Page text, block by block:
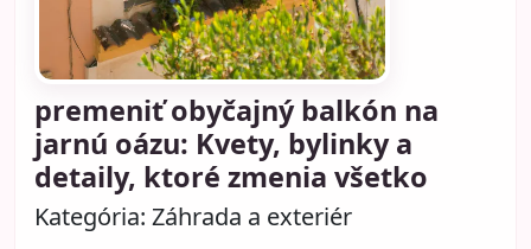
premeniť obyčajný balkón na
jarnú oázu: Kvety, bylinky a
detaily, ktoré zmenia všetko
Kategória: Záhrada a exteriér